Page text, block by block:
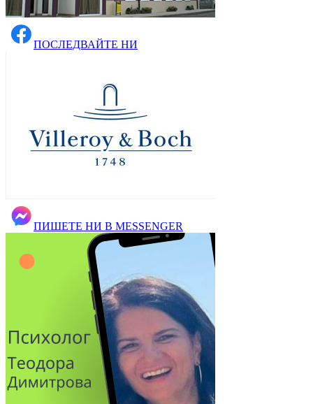
ПОСЛЕДВАЙТЕ НИ
ПИШЕТЕ НИ В MESSENGER